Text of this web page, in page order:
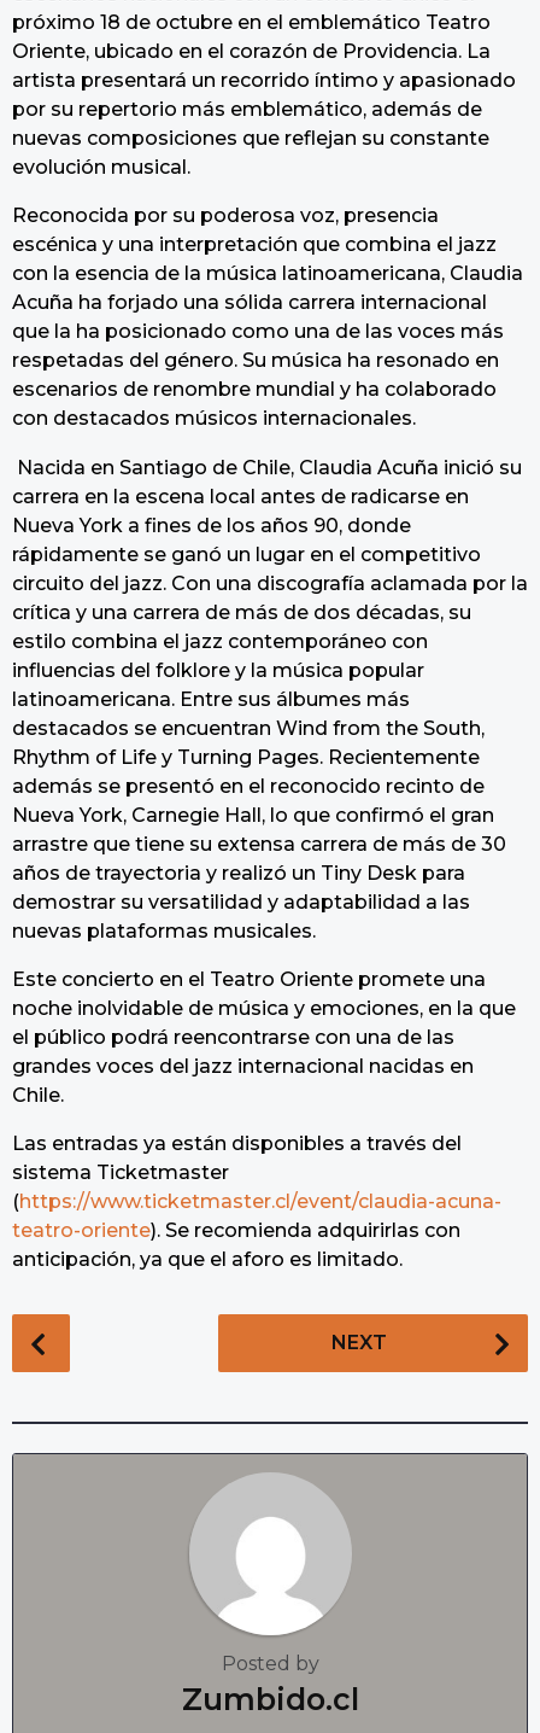
próximo 18 de octubre en el emblemático Teatro
Oriente, ubicado en el corazón de Providencia. La
artista presentará un recorrido íntimo y apasionado
por su repertorio más emblemático, además de
nuevas composiciones que reflejan su constante
evolución musical.
Reconocida por su poderosa voz, presencia
escénica y una interpretación que combina el jazz
con la esencia de la música latinoamericana, Claudia
Acuña ha forjado una sólida carrera internacional
que la ha posicionado como una de las voces más
respetadas del género. Su música ha resonado en
escenarios de renombre mundial y ha colaborado
con destacados músicos internacionales.
Nacida en Santiago de Chile, Claudia Acuña inició su
carrera en la escena local antes de radicarse en
Nueva York a fines de los años 90, donde
rápidamente se ganó un lugar en el competitivo
circuito del jazz. Con una discografía aclamada por la
crítica y una carrera de más de dos décadas, su
estilo combina el jazz contemporáneo con
influencias del folklore y la música popular
latinoamericana. Entre sus álbumes más
destacados se encuentran Wind from the South,
Rhythm of Life y Turning Pages. Recientemente
además se presentó en el reconocido recinto de
Nueva York, Carnegie Hall, lo que confirmó el gran
arrastre que tiene su extensa carrera de más de 30
años de trayectoria y realizó un Tiny Desk para
demostrar su versatilidad y adaptabilidad a las
nuevas plataformas musicales.
Este concierto en el Teatro Oriente promete una
noche inolvidable de música y emociones, en la que
el público podrá reencontrarse con una de las
grandes voces del jazz internacional nacidas en
Chile.
Las entradas ya están disponibles a través del
sistema Ticketmaster
(https://www.ticketmaster.cl/event/claudia-acuna-
teatro-oriente). Se recomienda adquirirlas con
anticipación, ya que el aforo es limitado.
o
t
P
NEXT
Posted by
Zumbido.cl